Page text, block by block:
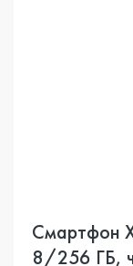
Смартфон
8/256 ГБ,